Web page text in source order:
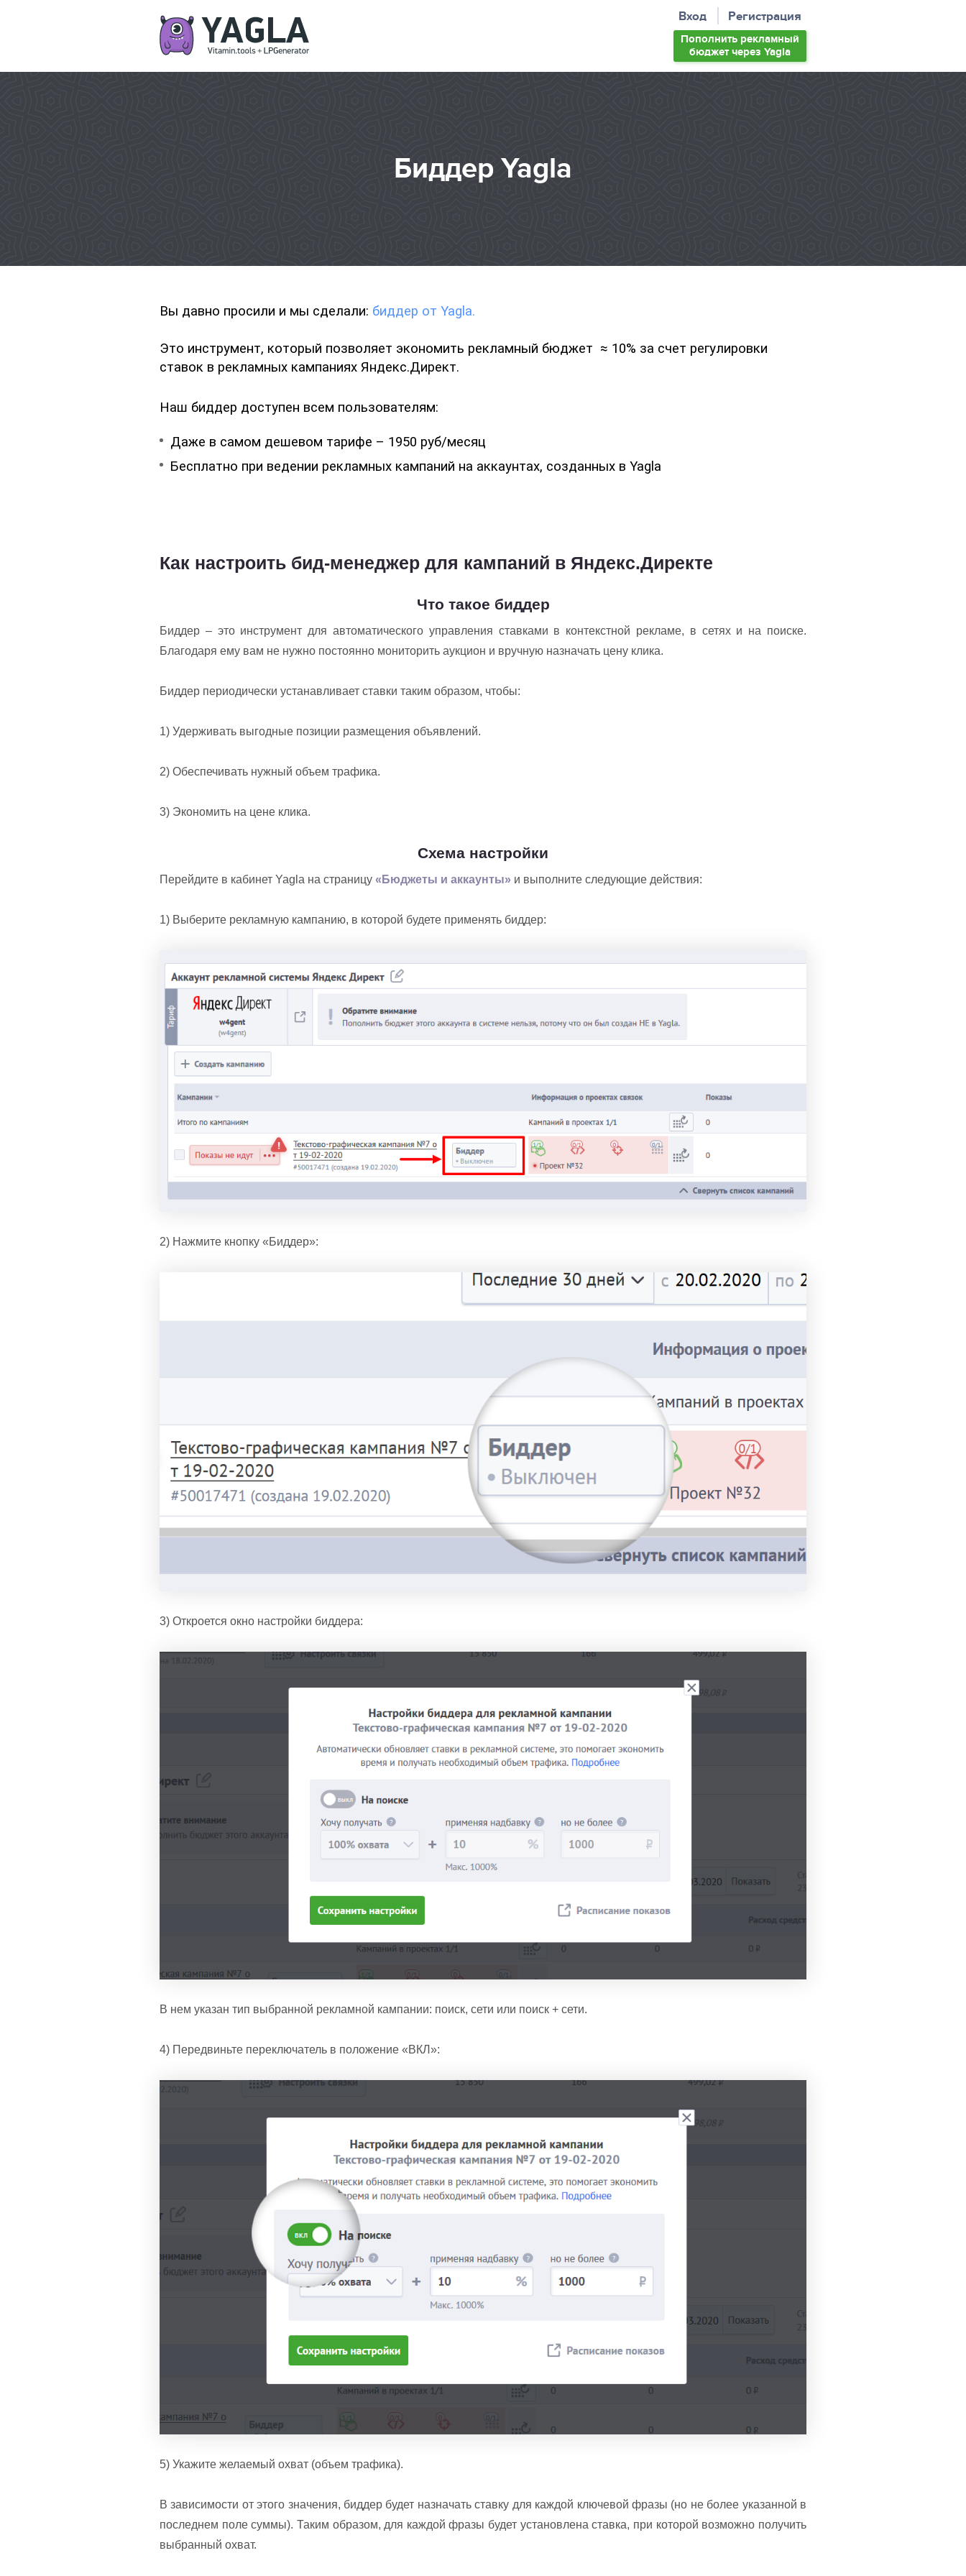
Вход Регистрация
Пополнить рекламный
бюджетчерез Yagla
Биддер Yagla
Вы давно просили и мы сделали: биддер от Yagla.
Это инструмент, который позволяет экономить рекламный бюджет ≈ 10% за счет регулировки
ставок в рекламных кампаниях Яндекс.Директ.
Наш биддер доступен всем пользователям:
Даже в самом дешевом тарифе – 1950 руб/месяц
Бесплатно при ведении рекламных кампаний на аккаунтах, созданных в Yagla
Как настроить бид-менеджер для кампаний в Яндекс.Директе
Что такое биддер
Биддер – это инструмент для автоматического управления ставками в контекстной рекламе, в сетях и на поиске.
Благодаря ему вам не нужно постоянно мониторить аукцион и вручную назначать цену клика.
Биддер периодически устанавливает ставки таким образом, чтобы:
1) Удерживать выгодные позиции размещения объявлений.
2) Обеспечивать нужный объем трафика.
3) Экономить на цене клика.
Схема настройки
Перейдите в кабинет Yagla на страницу «Бюджеты и аккаунты» и выполните следующие действия:
1) Выберите рекламную кампанию, в которой будете применять биддер:
2) Нажмите кнопку «Биддер»:
3) Откроется окно настройки биддера:
В нем указан тип выбранной рекламной кампании: поиск, сети или поиск + сети.
4) Передвиньте переключатель в положение «ВКЛ»:
5) Укажите желаемый охват (объем трафика).
В зависимости от этого значения, биддер будет назначать ставку для каждой ключевой фразы (но не более указанной в
последнем поле суммы). Таким образом, для каждой фразы будет установлена ставка, при которой возможно получить
выбранный охват.